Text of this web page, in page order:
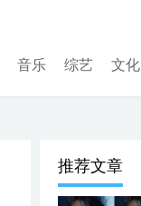
音乐 综艺 文化
推荐文章